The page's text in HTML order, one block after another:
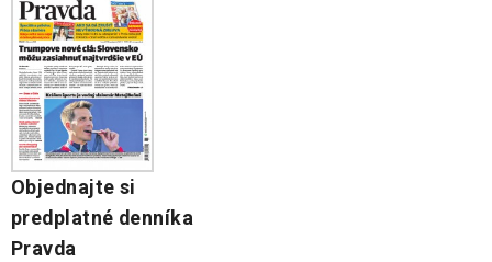
Objednajte si
predplatné denníka
Pravda